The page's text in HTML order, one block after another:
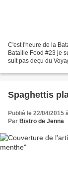
C'est l'heure de la
Bataille Food #23 je
suit pas deçu du
Spaghettis
Publié le 22/04/2015
Par Bistro de Jenna